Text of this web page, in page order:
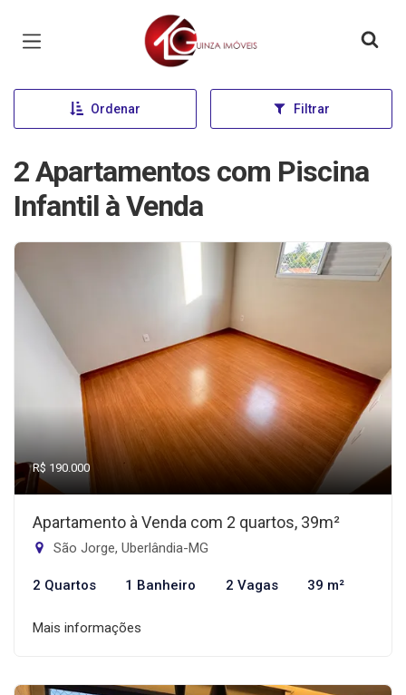
Página inicial
Ordenar Filtrar
2 Apartamentos com Piscina
Infantil à Venda
R$ 190.000
Apartamento à Venda com 2 quartos, 39m²
São Jorge, Uberlândia-MG
2 Quartos 1 Banheiro 2 Vagas 39 m²
Mais informações